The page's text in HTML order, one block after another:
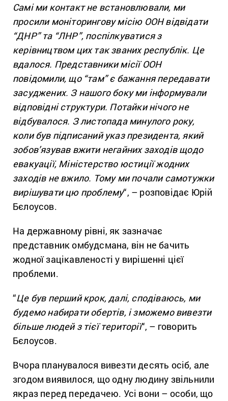
Самі ми контакт не встановлювали, ми
просили моніторингову місію ООН відвідати
“ДНР” та “ЛНР”, поспілкуватися з
керівництвом цих так званих республік. Це
вдалося. Представники місії ООН
повідомили, що “там” є бажання передавати
засуджених. З нашого боку ми інформували
відповідні структури. Потайки нічого не
відбувалося. З листопада минулого року,
коли був підписаний указ президента, який
зобов’язував вжити негайних заходів щодо
евакуації, Міністерство юстиції жодних
заходів не вжило. Тому ми почали самотужки
вирішувати цю проблему“, – розповідає Юрій
Бєлоусов.
На державному рівні, як зазначає
представник омбудсмана, він не бачить
жодної зацікавленості у вирішенні цієї
проблеми.
“Це був перший крок, далі, сподіваюсь, ми
будемо набирати обертів, і зможемо вивезти
більше людей з тієї території“, – говорить
Бєлоусов.
Вчора планувалося вивезти десять осіб, але
згодом виявилося, що одну людину звільнили
якраз перед передачею. Усі вони – особи, що